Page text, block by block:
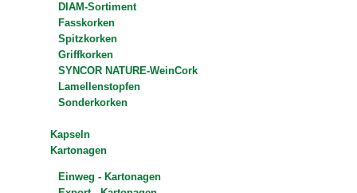
DIAM-Sortiment
Fasskorken
Spitzkorken
Griffkorken
SYNCOR NATURE-WeinCork
Lamellenstopfen
Sonderkorken
Kapseln
Kartonagen
Einweg - Kartonagen